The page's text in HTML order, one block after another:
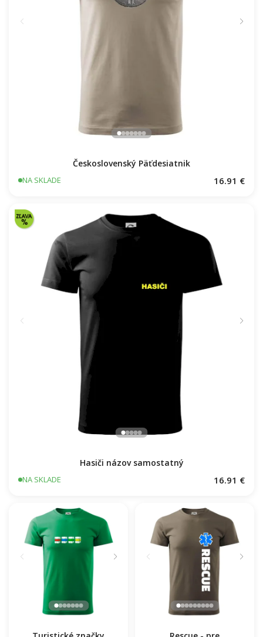
Československý Päťdesiatnik
NA SKLADE 16.91 €
Hasiči názov samostatný
NA SKLADE 16.91 €